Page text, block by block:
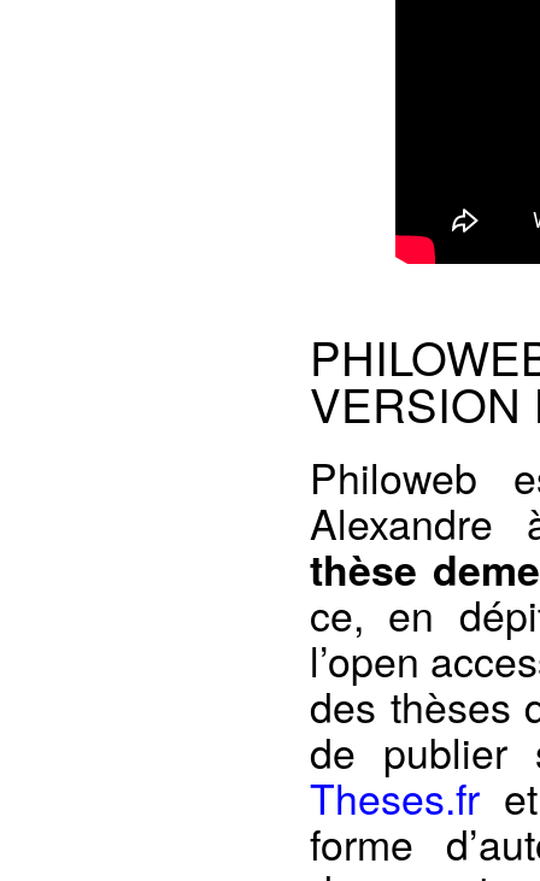
VERSION
Philoweb
Alexandre
thèse
ce, en
l’open
des thèses
de publier
Theses.fr
forme